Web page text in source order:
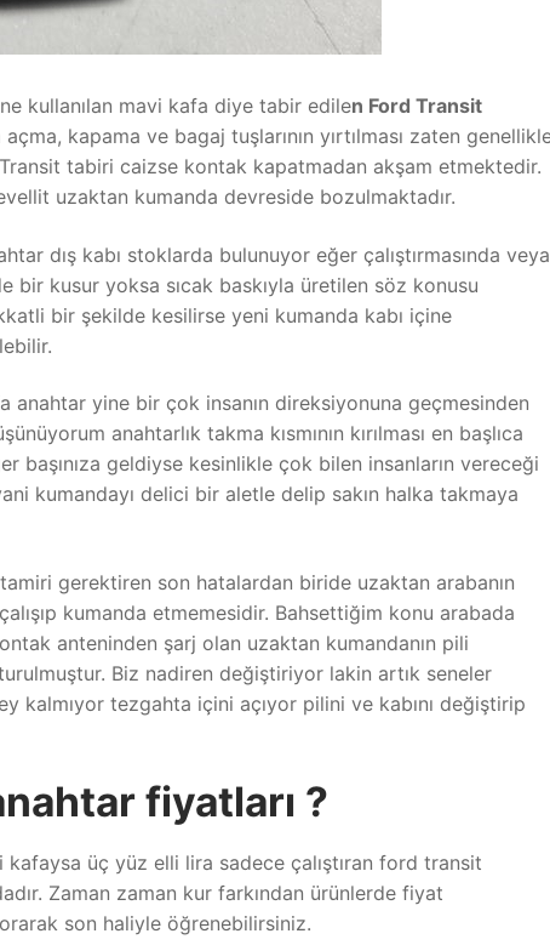
kullanılan mavi kafa diye tabir edilen Ford Transit
kapama ve bagaj tuşlarının yırtılması zaten
tabiri caizse kontak kapatmadan akşam etmektedir.
uzaktan kumanda devreside bozulmaktadır.
dış kabı stoklarda bulunuyor eğer çalıştırmasında veya
bir kusur yoksa sıcak baskıyla üretilen söz konusu
bir şekilde kesilirse yeni kumanda kabı içine
anahtar yine bir çok insanın direksiyonuna geçmesinden
anahtarlık takma kısmının kırılması en başlıca
başınıza geldiyse kesinlikle çok bilen insanların vereceği
kumandayı delici bir aletle delip sakın halka takmaya
gerektiren son hatalardan biride uzaktan arabanın
kumanda etmemesidir. Bahsettiğim konu arabada
anteninden şarj olan uzaktan kumandanın pili
Biz nadiren değiştiriyor lakin artık seneler
kalmıyor tezgahta içini açıyor pilini ve kabını değiştirip
fiyatları ?
üç yüz elli lira sadece çalıştıran ford transit
Zaman zaman kur farkından ürünlerde fiyat
son haliyle öğrenebilirsiniz.